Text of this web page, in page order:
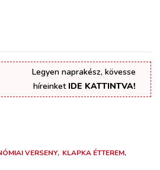
Legyen naprakész, kövesse
híreinket IDE KATTINTVA!
VERSENY KLAPKA ÉTTEREM